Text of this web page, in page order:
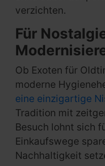
verzichten.
Für
Ob Exoten für
moderne
eine einzigartige
Tradition mit
Besuch lohnt sich
Einkaufswege
Nachhaltigkeit